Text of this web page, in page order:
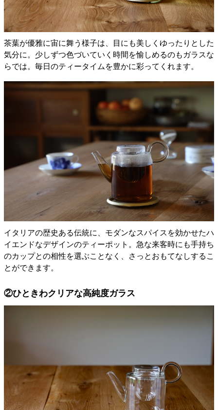
茶葉が優雅に宙に舞う様子は、目にも美しくゆったりとした
気分に。少しずつ色づいていく時間を愉しめるのもガラスな
らでは。毎日のティータイムを豊かに彩ってくれます。
イタリアの歴史ある伝統に、モダンなスパイスを効かせたハ
イエンドなデザインのティーポット。急な来客時にも手持ち
のカップとの相性を選ぶことなく、さっとおもてなしするこ
とができます。
②ひときわクリアな高純度ガラス